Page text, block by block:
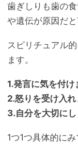
歯ぎしりも歯の
や遺伝が原因だと
スピリチュアル
ます。
1.発言に気を付け
2.怒りを受け入れ
3.自分を大切にし
1つ1つ具体的にみ